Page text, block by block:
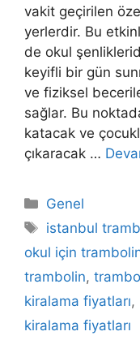
vakit geçirilen
yerlerdir. Bu
de okul
keyifli bir gün
ve fiziksel
sağlar. Bu
katacak ve
çıkaracak …
Kategoriler
Genel
Etiketler
istanbul
okul için
trambolin,
kiralama fiyatları,
kiralama fiyatları